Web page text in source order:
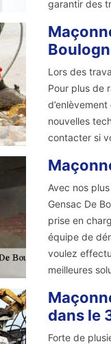
garantir des
Lors des
Pour plus de
nouvelles
contacter si
Avec nos
Gensac De
prise en
équipe de
voulez
meilleures
dans le
Forte de